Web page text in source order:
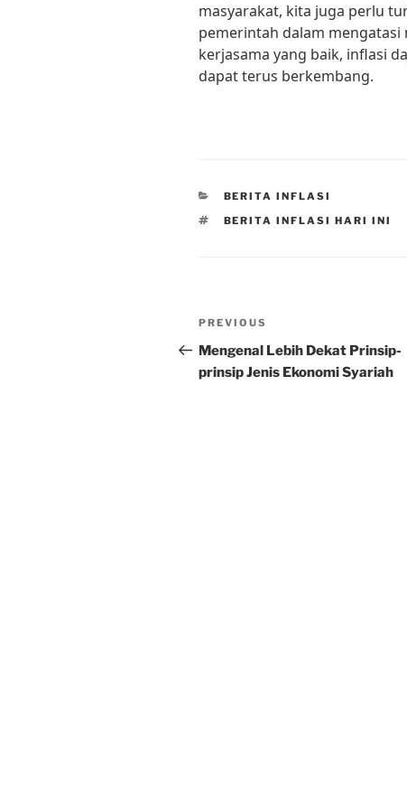
masyarakat, kita juga perlu
pemerintah dalam mengatasi
kerjasama yang baik, inflasi
dapat terus berkembang.
CATEGORIES
BERITA INFLASI
TAGS
BERITA INFLASI HARI INI
Post
navigation
Previous
Post
PREVIOUS
Mengenal Lebih Dekat Prinsip-
prinsip Jenis Ekonomi Syariah